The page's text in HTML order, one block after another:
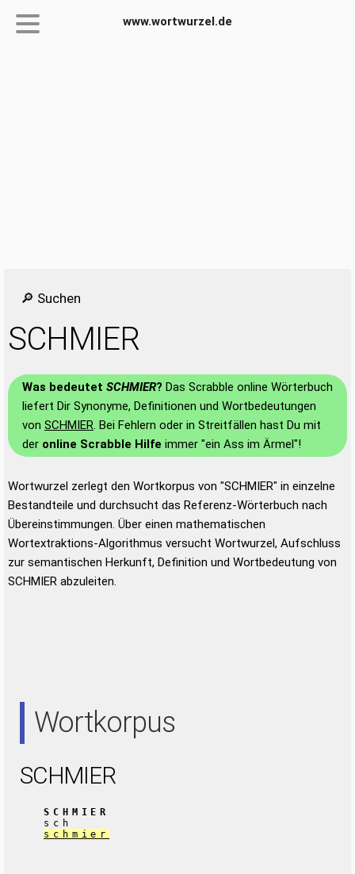
www.wortwurzel.de
🔎 Suchen
SCHMIER
Was bedeutet SCHMIER? Das Scrabble online Wörterbuch
liefert Dir Synonyme, Definitionen und Wortbedeutungen
von SCHMIER. Bei Fehlern oder in Streitfällen hast Du mit
der online Scrabble Hilfe immer "ein Ass im Ärmel"!
Wortwurzel zerlegt den Wortkorpus von "SCHMIER" in einzelne
Bestandteile und durchsucht das Referenz-Wörterbuch nach
Übereinstimmungen. Über einen mathematischen
Wortextraktions-Algorithmus versucht Wortwurzel, Aufschluss
zur semantischen Herkunft, Definition und Wortbedeutung von
SCHMIER abzuleiten.
Wortkorpus
SCHMIER
SCHMIER
sch
schmier